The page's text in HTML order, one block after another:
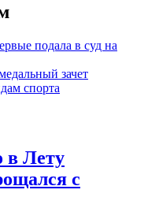
подала в суд на
зачет
спорта
в Лету
с